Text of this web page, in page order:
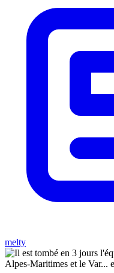
melty